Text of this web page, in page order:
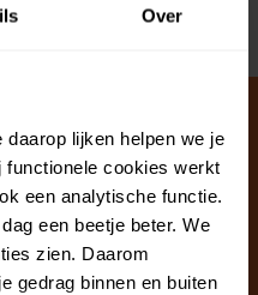
Over
lijken helpen we je
functionele cookies werkt
een analytische functie.
een beetje beter. We
zien. Daarom
gedrag binnen en buiten
& FAQ
- 16:00 telefonisch